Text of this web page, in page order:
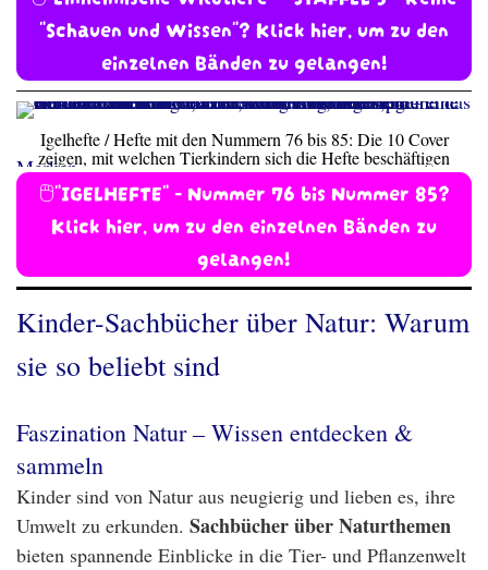
"Schauen und Wissen"? Klick hier, um zu den
einzelnen Bänden zu gelangen!
Igelhefte / Hefte mit den Nummern 76 bis 85: Die 10 Cover
zeigen, mit welchen Tierkindern sich die Hefte beschäftigen
Merken
🖱️"IGELHEFTE" - Nummer 76 bis Nummer 85?
Klick hier, um zu den einzelnen Bänden zu
gelangen!
Kinder-Sachbücher über Natur: Warum
sie so beliebt sind
Faszination Natur – Wissen entdecken &
sammeln
Kinder sind von Natur aus neugierig und lieben es, ihre
Umwelt zu erkunden. Sachbücher über Naturthemen
bieten spannende Einblicke in die Tier- und Pflanzenwelt